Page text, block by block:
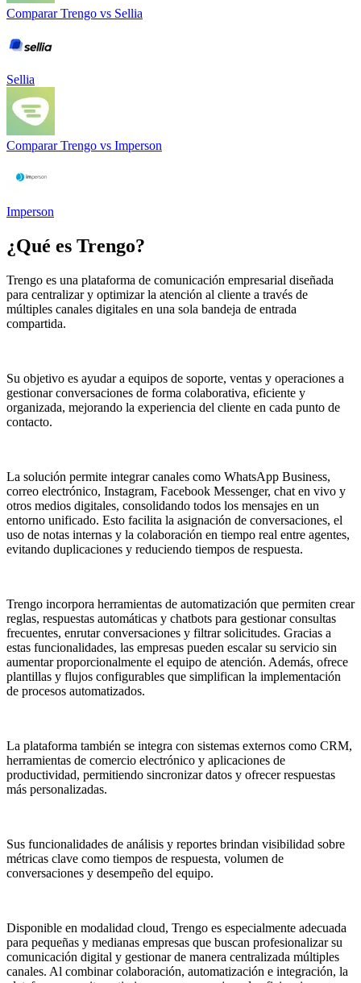
Comparar Trengo vs Sellia
Sellia
Comparar Trengo vs Imperson
Imperson
¿Qué es Trengo?
Trengo es una plataforma de comunicación empresarial diseñada
para centralizar y optimizar la atención al cliente a través de
múltiples canales digitales en una sola bandeja de entrada
compartida.
Su objetivo es ayudar a equipos de soporte, ventas y operaciones a
gestionar conversaciones de forma colaborativa, eficiente y
organizada, mejorando la experiencia del cliente en cada punto de
contacto.
La solución permite integrar canales como WhatsApp Business,
correo electrónico, Instagram, Facebook Messenger, chat en vivo y
otros medios digitales, consolidando todos los mensajes en un
entorno unificado. Esto facilita la asignación de conversaciones, el
uso de notas internas y la colaboración en tiempo real entre agentes,
evitando duplicaciones y reduciendo tiempos de respuesta.
Trengo incorpora herramientas de automatización que permiten crear
reglas, respuestas automáticas y chatbots para gestionar consultas
frecuentes, enrutar conversaciones y filtrar solicitudes. Gracias a
estas funcionalidades, las empresas pueden escalar su servicio sin
aumentar proporcionalmente el equipo de atención. Además, ofrece
plantillas y flujos configurables que simplifican la implementación
de procesos automatizados.
La plataforma también se integra con sistemas externos como CRM,
herramientas de comercio electrónico y aplicaciones de
productividad, permitiendo sincronizar datos y ofrecer respuestas
más personalizadas.
Sus funcionalidades de análisis y reportes brindan visibilidad sobre
métricas clave como tiempos de respuesta, volumen de
conversaciones y desempeño del equipo.
Disponible en modalidad cloud, Trengo es especialmente adecuada
para pequeñas y medianas empresas que buscan profesionalizar su
comunicación digital y gestionar de manera centralizada múltiples
canales. Al combinar colaboración, automatización e integración, la